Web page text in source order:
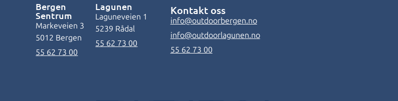
Bergen
Sentrum
Markeveien 3
5012 Bergen
55 62 73 00
Lagunen
Laguneveien 1
5239 Rådal
55 62 73 00
Kontakt oss
info@outdoorbergen.no
info@outdoorlagunen.no
55 62 73 00